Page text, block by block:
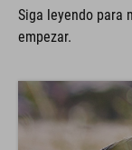
Siga leyendo para
empezar.